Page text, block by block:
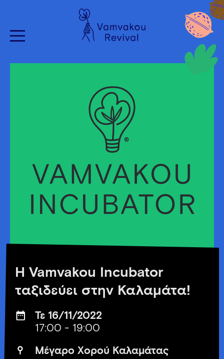
Η Vamvakou Incubator
ταξιδεύει στην Καλαμάτα!
Τε 16/11/2022
17:00 - 19:00
Μέγαρο Χορού Καλαμάτας